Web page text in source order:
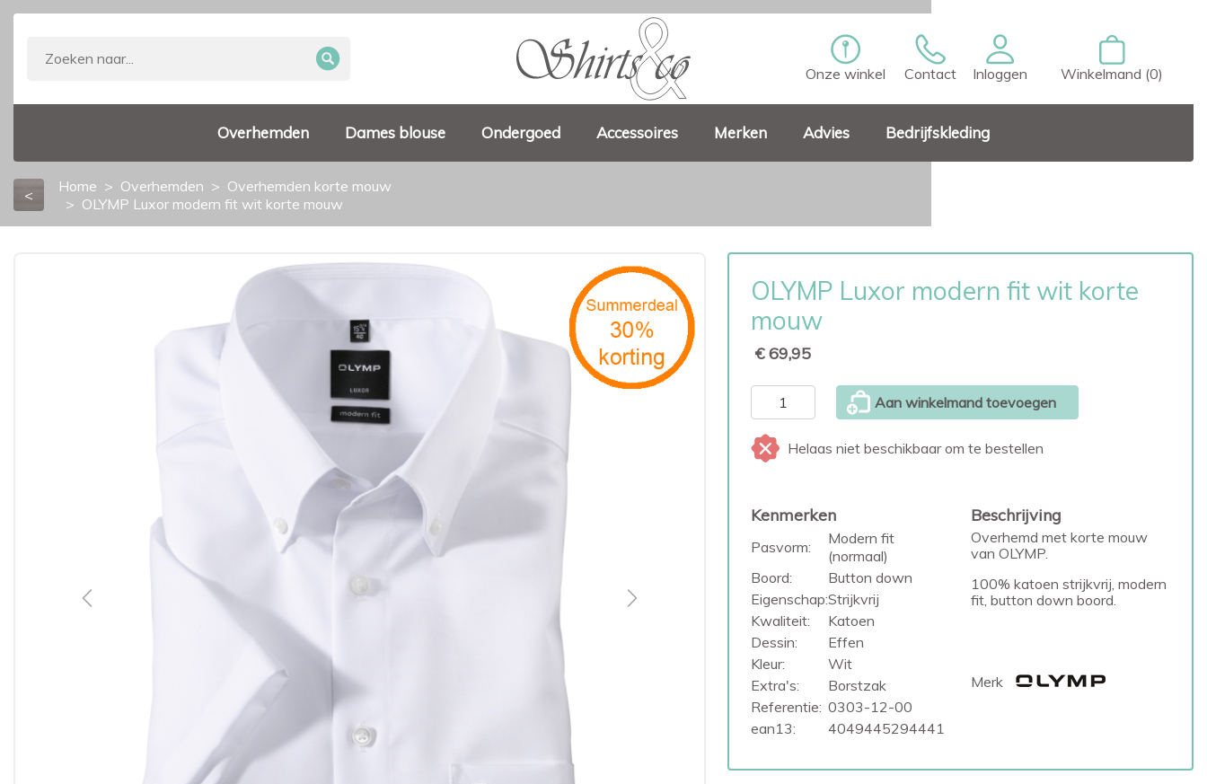
Onze winkel Contact Inloggen Winkelmand (0)
Overhemden Dames blouse Ondergoed Accessoires Merken Advies Bedrijfskleding
< Home Overhemden
Overhemden korte mouw
OLYMP Luxor modern fit wit korte mouw
Previous Next
OLYMP Luxor modern fit wit korte
mouw
€ 69,95
Aan winkelmand toevoegen
Helaas niet beschikbaar om te bestellen
Kenmerken
Pasvorm:
Modern fit
(normaal)
Boord:
Button down
Eigenschap:Strijkvrij
Kwaliteit:
Katoen
Dessin:
Effen
Kleur:
Wit
Extra's:
Borstzak
Referentie: 0303-12-00
ean13:
4049445294441
Beschrijving
Overhemd met korte mouw
van OLYMP.
100% katoen strijkvrij, modern
fit, button down boord.
Merk